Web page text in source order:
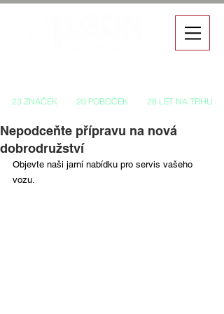
23 ZNAČEK 20 POBOČEK 28 LET NA TRHU
Nepodceňte přípravu na nová
dobrodružství
Objevte naši jarní nabídku pro servis vašeho
vozu.